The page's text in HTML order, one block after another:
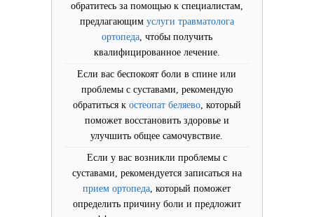
обратитесь за помощью к специалистам,
предлагающим услуги травматолога
ортопеда, чтобы получить
квалифицированное лечение.
Если вас беспокоят боли в спине или
проблемы с суставами, рекомендую
обратиться к остеопат беляево, который
поможет восстановить здоровье и
улучшить общее самочувствие.
Если у вас возникли проблемы с
суставами, рекомендуется записаться на
прием ортопеда, который поможет
определить причину боли и предложит